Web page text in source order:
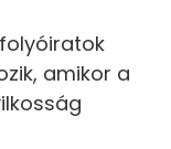
amikor a